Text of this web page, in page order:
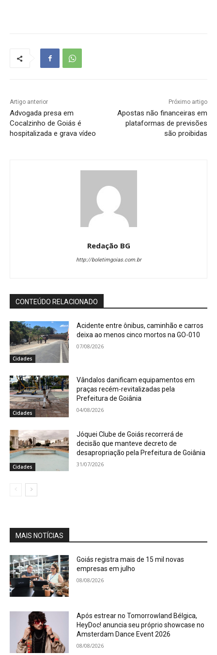
Artigo anterior
Advogada presa em
Cocalzinho de Goiás é
hospitalizada e grava vídeo
Próximo artigo
Apostas não financeiras em
plataformas de previsões
são proibidas
Redação BG
http://boletimgoias.com.br
CONTEÚDO RELACIONADO
Cidades
Acidente entre ônibus, caminhão e carros
deixa ao menos cinco mortos na GO-010
07/08/2026
Cidades
Vândalos danificam equipamentos em
praças recém-revitalizadas pela
Prefeitura de Goiânia
04/08/2026
Cidades
Jóquei Clube de Goiás recorrerá de
decisão que manteve decreto de
desapropriação pela Prefeitura de Goiânia
31/07/2026
MAIS NOTÍCIAS
Goiás registra mais de 15 mil novas
empresas em julho
08/08/2026
Após estrear no Tomorrowland Bélgica,
HeyDoc! anuncia seu próprio showcase no
Amsterdam Dance Event 2026
08/08/2026